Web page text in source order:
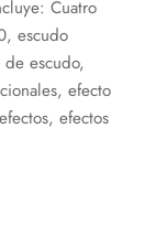
Cuatro
escudo
escudo,
efecto
efectos